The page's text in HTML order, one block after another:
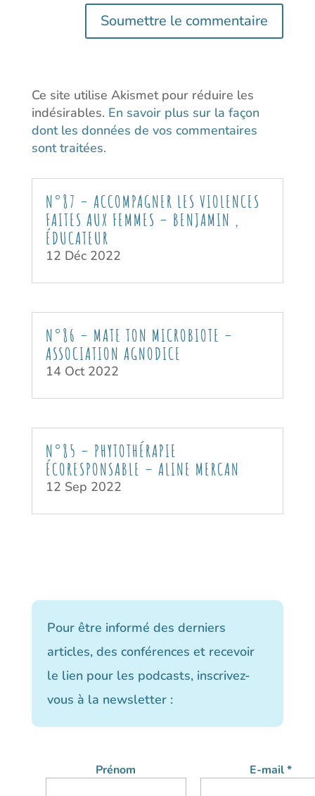
Soumettre le commentaire
Ce site utilise Akismet pour réduire les
indésirables. En savoir plus sur la façon
dont les données de vos commentaires
sont traitées.
N°87 – ACCOMPAGNER LES VIOLENCES
FAITES AUX FEMMES – BENJAMIN ,
ÉDUCATEUR
12 Déc 2022
N°86 – MATE TON MICROBIOTE –
ASSOCIATION AGNODICE
14 Oct 2022
N°85 – PHYTOTHÉRAPIE
ÉCORESPONSABLE – ALINE MERCAN
12 Sep 2022
Pour être informé des derniers
articles, des conférences et recevoir
le lien pour les podcasts, inscrivez-
vous à la newsletter :
Prénom E-mail*